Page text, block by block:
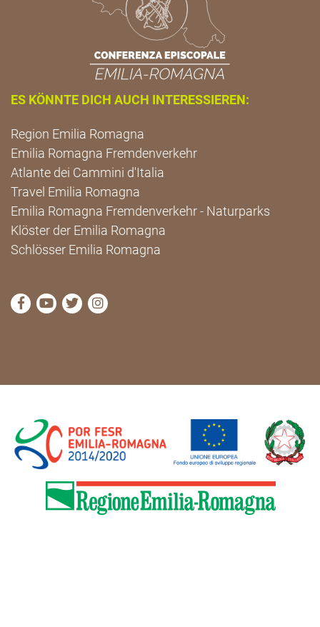
ES KÖNNTE DICH AUCH INTERESSIEREN:
Region Emilia Romagna
Emilia Romagna Fremdenverkehr
Atlante dei Cammini d'Italia
Travel Emilia Romagna
Emilia Romagna Fremdenverkehr - Naturparks
Klöster der Emilia Romagna
Schlösser Emilia Romagna
die Seite Facebook von Cammini Emilia-Romagna
die Seite YouTube von Cammini Emilia-
die Seite Twitter von Cammini Emilia-
die Seite Instagram von Cammini